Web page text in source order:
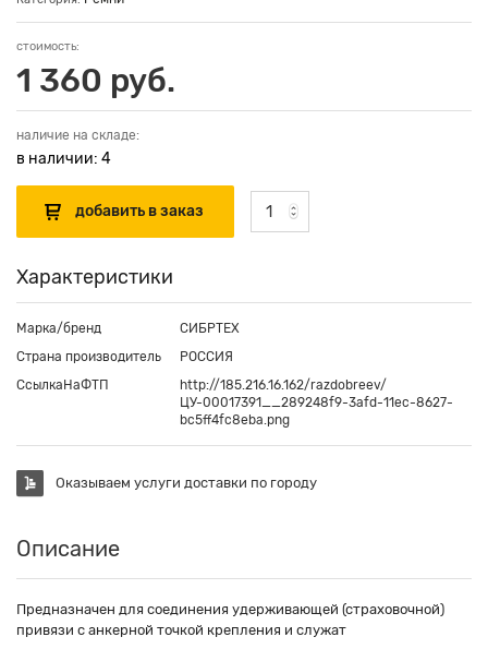
стоимость:
1 360 руб.
наличие на складе:
в наличии: 4
Характеристики
Марка/бренд
СИБРТЕХ
Страна производитель
РОССИЯ
СсылкаНаФТП
http://185.216.16.162/razdobreev/
ЦУ-00017391__289248f9-3afd-11ec-8627-
bc5ff4fc8eba.png
Оказываем услуги доставки по городу
Описание
Предназначен для соединения удерживающей (страховочной)
привязи с анкерной точкой крепления и служат